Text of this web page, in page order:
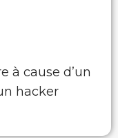
à cause d’un
hacker